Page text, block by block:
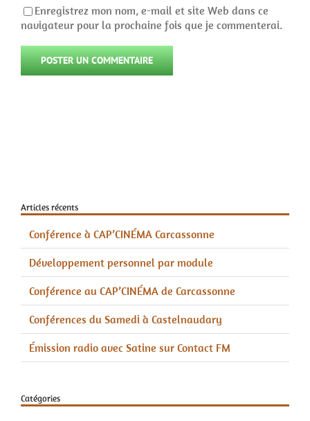
Enregistrez mon nom, e-mail et site Web dans ce
navigateur pour la prochaine fois que je commenterai.
Articles récents
Conférence à CAP’CINÉMA Carcassonne
Développement personnel par module
Conférence au CAP’CINÉMA de Carcassonne
Conférences du Samedi à Castelnaudary
Émission radio avec Satine sur Contact FM
Catégories